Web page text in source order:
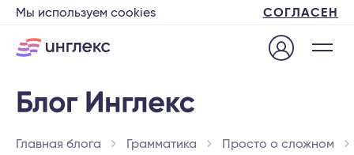
Мы используем cookies СОГЛАСЕН
Главная блога Грамматика Просто о сложном